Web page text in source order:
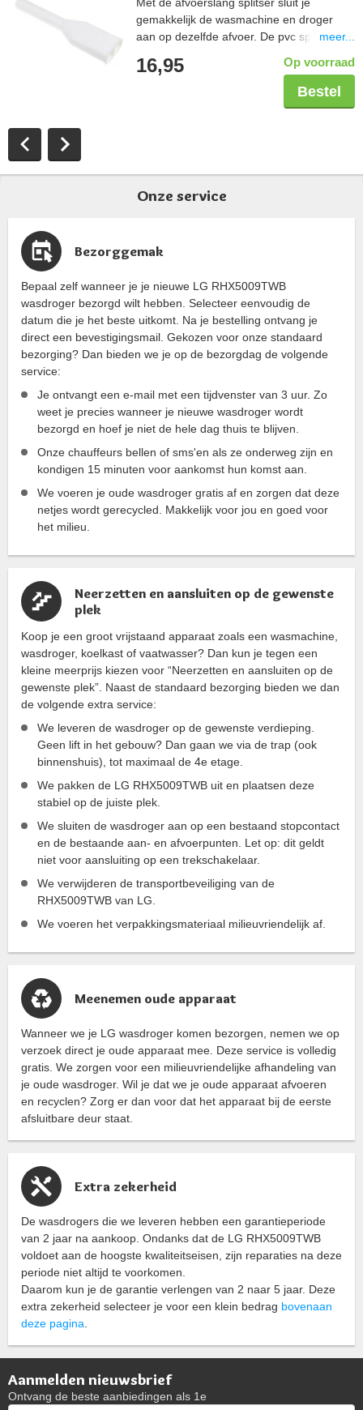
Met de afvoerslang splitser sluit je
gemakkelijk de wasmachine en droger
aan op dezelfde afvoer. De pvc splitsermeer...
16,95 Op voorraad
Bestel
Onze service
Bezorggemak
Bepaal zelf wanneer je je nieuwe LG RHX5009TWB
wasdroger bezorgd wilt hebben. Selecteer eenvoudig de
datum die je het beste uitkomt. Na je bestelling ontvang je
direct een bevestigingsmail. Gekozen voor onze standaard
bezorging? Dan bieden we je op de bezorgdag de volgende
service:
Je ontvangt een e-mail met een tijdvenster van 3 uur. Zo
weet je precies wanneer je nieuwe wasdroger wordt
bezorgd en hoef je niet de hele dag thuis te blijven.
Onze chauffeurs bellen of sms'en als ze onderweg zijn en
kondigen 15 minuten voor aankomst hun komst aan.
We voeren je oude wasdroger gratis af en zorgen dat deze
netjes wordt gerecycled. Makkelijk voor jou en goed voor
het milieu.
Neerzetten en aansluiten op de gewenste
plek
Koop je een groot vrijstaand apparaat zoals een wasmachine,
wasdroger, koelkast of vaatwasser? Dan kun je tegen een
kleine meerprijs kiezen voor “Neerzetten en aansluiten op de
gewenste plek”. Naast de standaard bezorging bieden we dan
de volgende extra service:
We leveren de wasdroger op de gewenste verdieping.
Geen lift in het gebouw? Dan gaan we via de trap (ook
binnenshuis), tot maximaal de 4e etage.
We pakken de LG RHX5009TWB uit en plaatsen deze
stabiel op de juiste plek.
We sluiten de wasdroger aan op een bestaand stopcontact
en de bestaande aan- en afvoerpunten. Let op: dit geldt
niet voor aansluiting op een trekschakelaar.
We verwijderen de transportbeveiliging van de
RHX5009TWB van LG.
We voeren het verpakkingsmateriaal milieuvriendelijk af.
Meenemen oude apparaat
Wanneer we je LG wasdroger komen bezorgen, nemen we op
verzoek direct je oude apparaat mee. Deze service is volledig
gratis. We zorgen voor een milieuvriendelijke afhandeling van
je oude wasdroger. Wil je dat we je oude apparaat afvoeren
en recyclen? Zorg er dan voor dat het apparaat bij de eerste
afsluitbare deur staat.
Extra zekerheid
De wasdrogers die we leveren hebben een garantieperiode
van 2 jaar na aankoop. Ondanks dat de LG RHX5009TWB
voldoet aan de hoogste kwaliteitseisen, zijn reparaties na deze
periode niet altijd te voorkomen.
Daarom kun je de garantie verlengen van 2 naar 5 jaar. Deze
extra zekerheid selecteer je voor een klein bedrag bovenaan
deze pagina.
Aanmelden nieuwsbrief
Ontvang de beste aanbiedingen als 1e